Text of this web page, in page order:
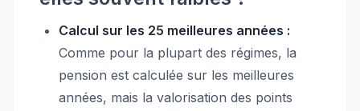
Calcul sur les 25 meilleures années :
Comme pour la plupart des régimes, la
pension est calculée sur les meilleures
années, mais la valorisation des points